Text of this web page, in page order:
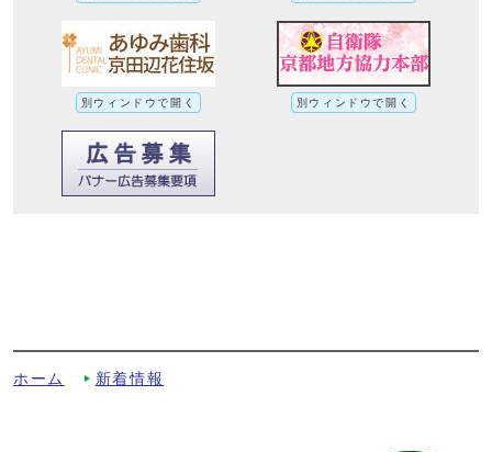
別ウィンドウで開く 別ウィンドウで開く
ホーム 新着情報